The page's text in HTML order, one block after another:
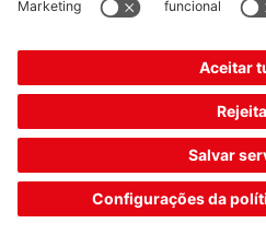
Contact
Proteção de dados